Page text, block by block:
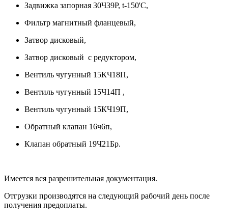
Задвижка запорная 30Ч39Р, t-150'C,
Фильтр магнитный фланцевый,
Затвор дисковый,
Затвор дисковый с редуктором,
Вентиль чугунный 15КЧ18П,
Вентиль чугунный 15Ч14П ,
Вентиль чугунный 15КЧ19П,
Обратный клапан 16ч6п,
Клапан обратный 19Ч21Бр.
Имеется вся разрешительная документация.
Отгрузки производятся на следующий рабочий день после
получения предоплаты.